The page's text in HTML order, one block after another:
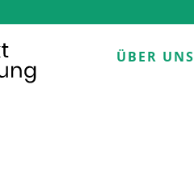
ÜBER UNS